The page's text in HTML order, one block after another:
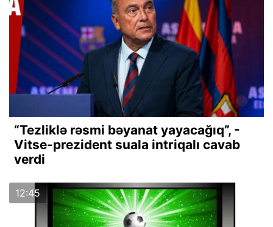
“Tezliklə rəsmi bəyanat yayacağıq”, -
Vitse-prezident suala intriqalı cavab
verdi
12:45